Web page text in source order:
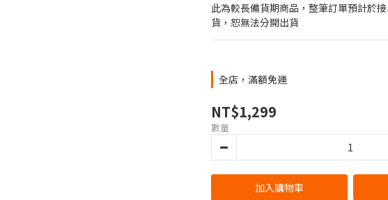
此為較長備貨期商品，整筆訂單預計於
貨，恕無法分開出貨
全店，滿額免運
NT$1,299
數量
加入購物車